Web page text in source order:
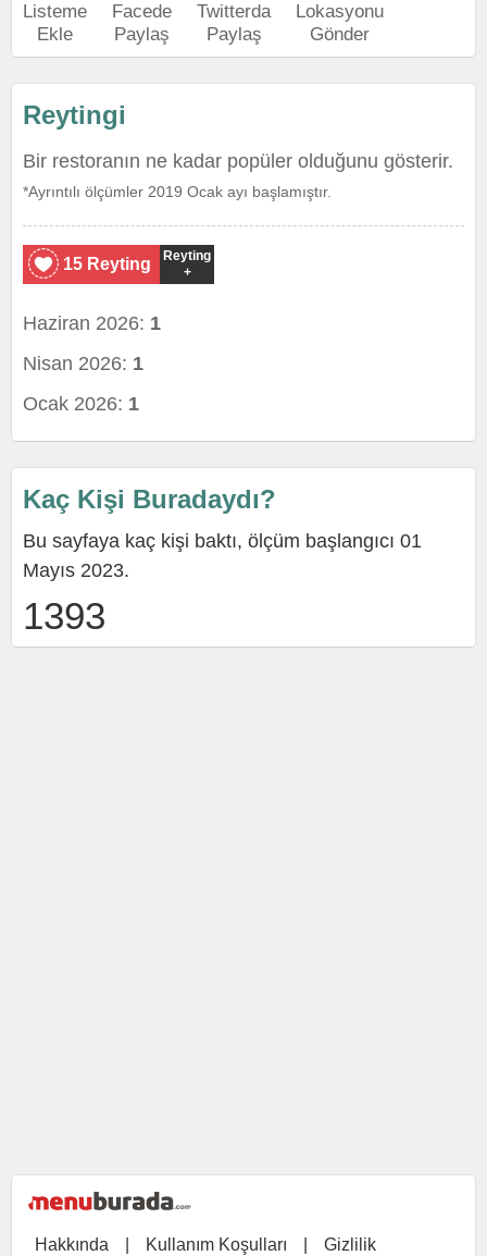
Listeme
Ekle
Facede
Paylaş
Twitterda
Paylaş
Lokasyonu
Gönder
Reytingi
Bir restoranın ne kadar popüler olduğunu gösterir.
*Ayrıntılı ölçümler 2019 Ocak ayı başlamıştır.
15 Reyting
Reyting
+
Haziran 2026: 1
Nisan 2026: 1
Ocak 2026: 1
Kaç Kişi Buradaydı?
Bu sayfaya kaç kişi baktı, ölçüm başlangıcı 01
Mayıs 2023.
1393
Hakkında Kullanım Koşulları Gizlilik